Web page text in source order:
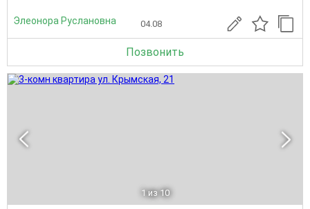
Элеонора Руслановна 04.08
Позвонить
1 из 10